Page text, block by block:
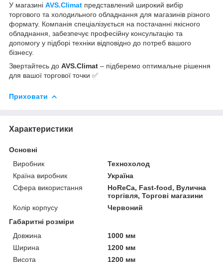
У магазині AVS.Climat представлений широкий вибір
торгового та холодильного обладнання для магазинів різного
формату. Компанія спеціалізується на постачанні якісного
обладнання, забезпечує професійну консультацію та
допомогу у підборі техніки відповідно до потреб вашого
бізнесу.
Звертайтесь до AVS.Climat – підберемо оптимальне рішення
для вашої торгової точки ✅
Приховати
Характеристики
Основні
Виробник
Технохолод
Країна виробник
Україна
Сфера використання
HoReCa, Fast-food, Вулична
торгівля, Торгові магазини
Колір корпусу
Червоний
Габаритні розміри
Довжина
1000 мм
Ширина
1200 мм
Висота
1200 мм